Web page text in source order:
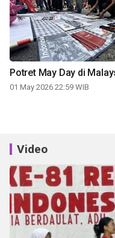
Potret May Day di
01 May 2026 22:59 WIB
Video